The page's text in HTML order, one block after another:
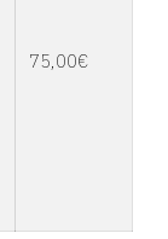
75,00€